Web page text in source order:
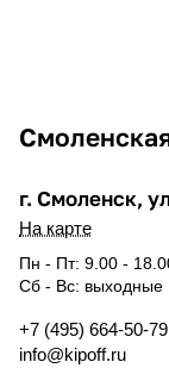
г. Смоленск,
На карте
Пн - Пт: 9.00 -
Сб - Вс: выходные
+7 (495) 664-50-79
info@kipoff.ru